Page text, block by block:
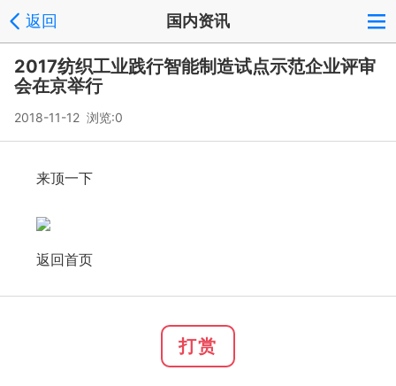
返回 国内资讯
2017纺织工业践行智能制造试点示范企业评审
会在京举行
2018-11-12 浏览:0
来顶一下
返回首页
打赏